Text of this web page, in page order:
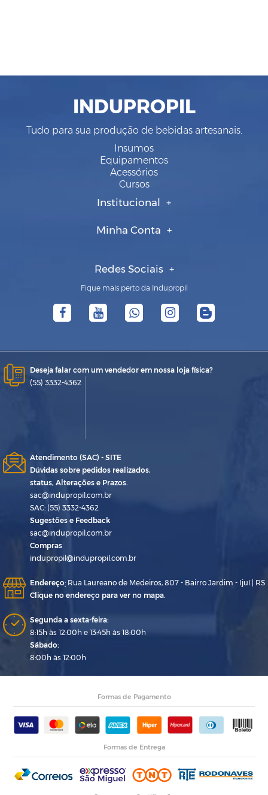
INDUPROPIL
Tudo para sua produção de bebidas artesanais.
Insumos
Equipamentos
Acessórios
Cursos
Institucional
Minha Conta
Redes Sociais
Fique mais perto da Indupropil
Deseja falar com um vendedor em nossa loja física?
(55) 3332-4362
Atendimento (SAC) - SITE
Dúvidas sobre pedidos realizados,
status, Alterações e Prazos.
sac@indupropil.com.br
SAC: (55) 3332-4362
Sugestões e Feedback
sac@indupropil.com.br
Compras
indupropil@indupropil.com.br
Endereço: Rua Laureano de Medeiros, 807 - Bairro Jardim - Ijuí | RS
Clique no endereço para ver no mapa.
Segunda a sexta-feira:
8:15h às 12:00h e 13:45h às 18:00h
Sábado:
8:00h às 12:00h
Formas de Pagamento
Formas de Entrega